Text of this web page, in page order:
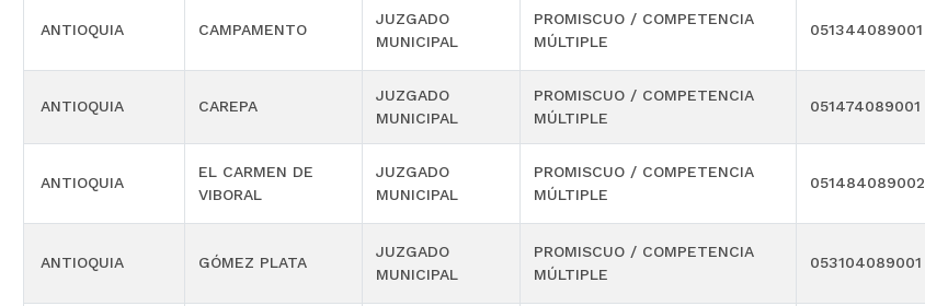
ANTIOQUIA CAMPAMENTO
JUZGADO
MUNICIPAL
PROMISCUO / COMPETENCIA
MÚLTIPLE
051344089001
ANTIOQUIA CAREPA
JUZGADO
MUNICIPAL
PROMISCUO / COMPETENCIA
MÚLTIPLE
051474089001
ANTIOQUIA
EL CARMEN DE
VIBORAL
JUZGADO
MUNICIPAL
PROMISCUO / COMPETENCIA
MÚLTIPLE
051484089002
ANTIOQUIA GÓMEZ PLATA
JUZGADO
MUNICIPAL
PROMISCUO / COMPETENCIA
MÚLTIPLE
053104089001